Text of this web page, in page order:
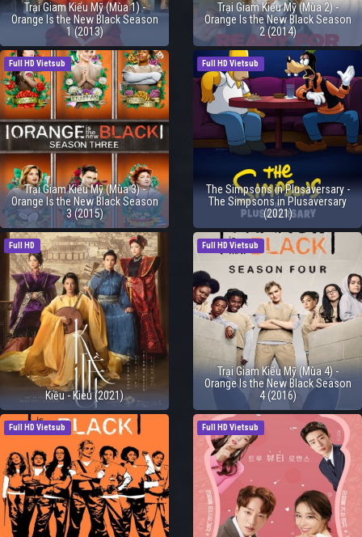
Trại Giam Kiểu Mỹ (Mùa 1) -
Orange Is the New Black Season
1 (2013)
Trại Giam Kiểu Mỹ (Mùa 2) -
Orange Is the New Black Season
2 (2014)
Full HD Vietsub
Trại Giam Kiểu Mỹ (Mùa 3) -
Orange Is the New Black Season
3 (2015)
Full HD Vietsub
The Simpsons in Plusaversary -
The Simpsons in Plusaversary
(2021)
Full HD
Kiều - Kieu (2021)
Full HD Vietsub
Trại Giam Kiểu Mỹ (Mùa 4) -
Orange Is the New Black Season
4 (2016)
Full HD Vietsub Full HD Vietsub